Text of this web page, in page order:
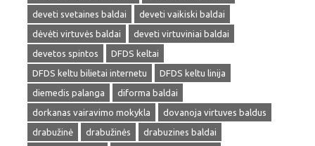
deveti svetaines baldai
deveti vaikiski baldai
dėvėti virtuvės baldai
deveti virtuviniai baldai
devetos spintos
DFDS keltai
DFDS keltu bilietai internetu
DFDS keltu linija
diemedis palanga
diforma baldai
dorkanas vairavimo mokykla
dovanoja virtuves baldus
drabužinė
drabužinės
drabuzines baldai